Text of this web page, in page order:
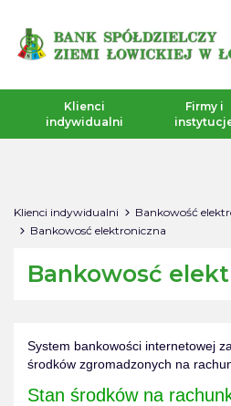
Klienci
indywidualni
Firmy i
Klienci indywidualni
Bankowość
Bankowosć elektroniczna
Bankowosć
System bankowości internetowej
środków zgromadzonych na
Stan środków na